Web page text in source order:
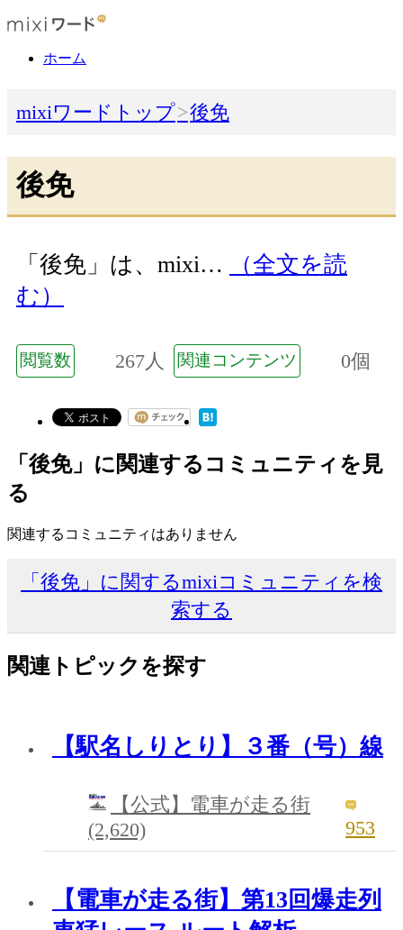
ホーム
mixiワードトップ 後免
後免
「後免」は、mixi…
（全文を読
む）
閲覧数 267人 関連コンテンツ 0個
「後免」に関連するコミュニティを見
る
関連するコミュニティはありません
「後免」に関するmixiコミュニティを検
索する
関連トピックを探す
【駅名しりとり】３番（号）線
【公式】電車が走る街
(2,620)
953
【電車が走る街】第13回爆走列